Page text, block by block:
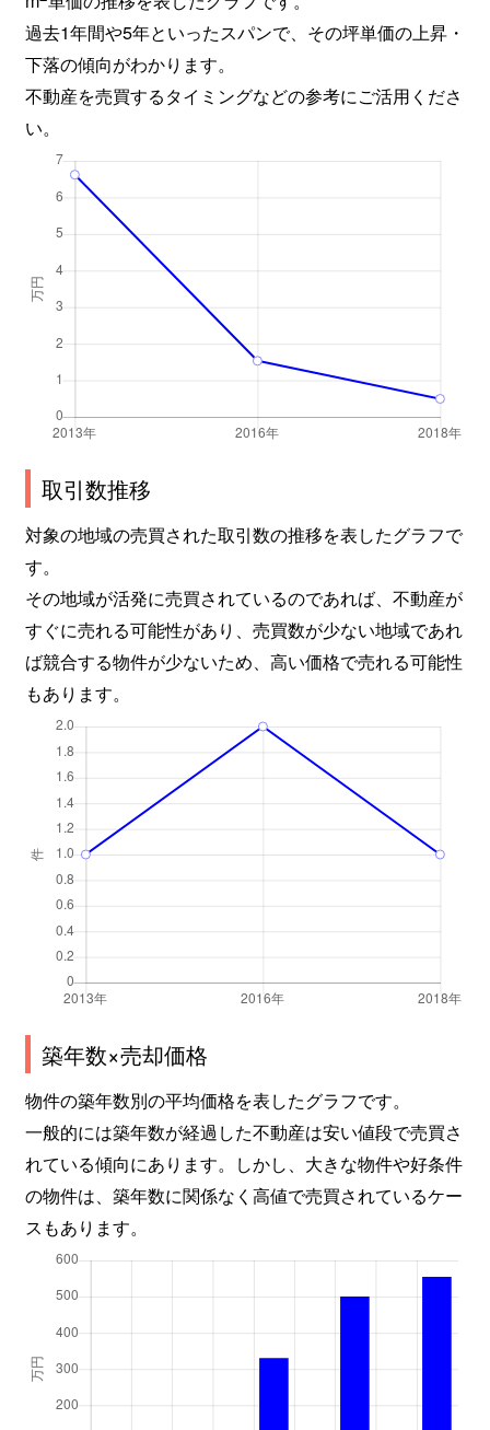
過去1年間や5年といったスパンで、その坪単価の上昇・
下落の傾向がわかります。
不動産を売買するタイミングなどの参考にご活用くださ
い。
取引数推移
対象の地域の売買された取引数の推移を表したグラフで
す。
その地域が活発に売買されているのであれば、不動産が
すぐに売れる可能性があり、売買数が少ない地域であれ
ば競合する物件が少ないため、高い価格で売れる可能性
もあります。
築年数×売却価格
物件の築年数別の平均価格を表したグラフです。
一般的には築年数が経過した不動産は安い値段で売買さ
れている傾向にあります。しかし、大きな物件や好条件
の物件は、築年数に関係なく高値で売買されているケー
スもあります。